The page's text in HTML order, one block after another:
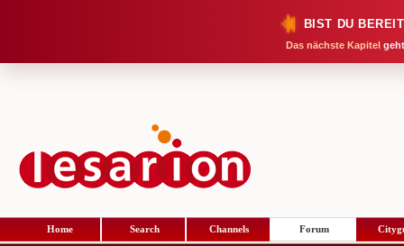
BIST DU
Das nächste Kapitel
Home Search Channels Forum